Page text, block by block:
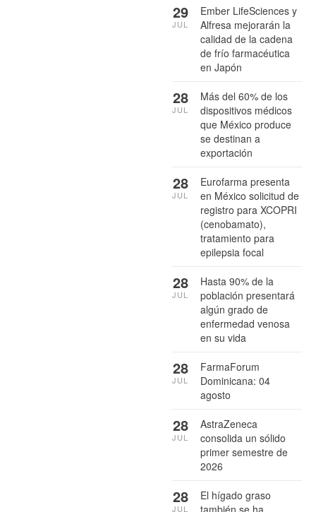
Ember LifeSciences y
Alfresa mejorarán la
calidad de la cadena
de frío farmacéutica
en Japón
29
JUL
Más del 60% de los
dispositivos médicos
que México produce
se destinan a
exportación
28
JUL
Eurofarma presenta
en México solicitud de
registro para XCOPRI
(cenobamato),
tratamiento para
epilepsia focal
28
JUL
Hasta 90% de la
población presentará
algún grado de
enfermedad venosa
en su vida
28
JUL
FarmaForum
Dominicana: 04
agosto
28
JUL
AstraZeneca
consolida un sólido
primer semestre de
2026
28
JUL
El hígado graso
también se ha
28
JUL